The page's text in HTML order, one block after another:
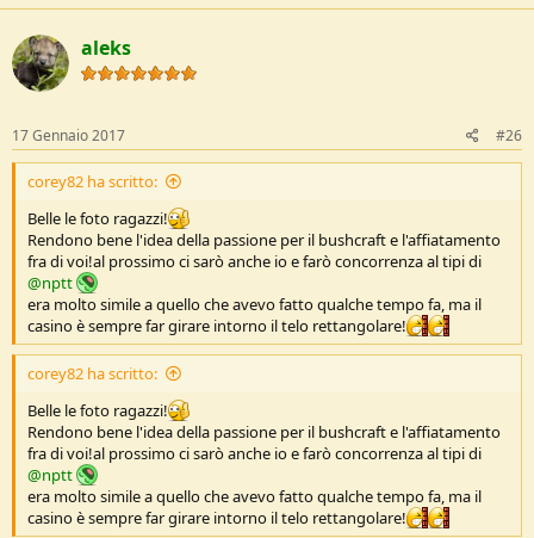
c
t
i
o
n
aleks
17 Gennaio 2017 #26
corey82 ha scritto:
Belle le foto ragazzi!
Rendono bene l'idea della passione per il bushcraft e l'affiatamento
fra di voi!al prossimo ci sarò anche io e farò concorrenza al tipi di
@nptt
era molto simile a quello che avevo fatto qualche tempo fa, ma il
casino è sempre far girare intorno il telo rettangolare!
corey82 ha scritto:
Belle le foto ragazzi!
Rendono bene l'idea della passione per il bushcraft e l'affiatamento
fra di voi!al prossimo ci sarò anche io e farò concorrenza al tipi di
@nptt
era molto simile a quello che avevo fatto qualche tempo fa, ma il
casino è sempre far girare intorno il telo rettangolare!